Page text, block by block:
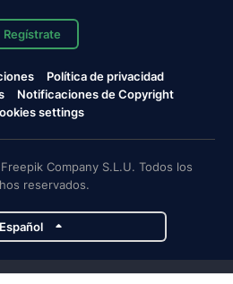
Regístrate
Política de privacidad
Notificaciones de Copyright
settings
Company S.L.U. Todos los
reservados.
Español